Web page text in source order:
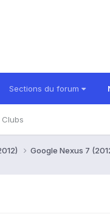
Sections du forum
Clubs
Google Nexus 7